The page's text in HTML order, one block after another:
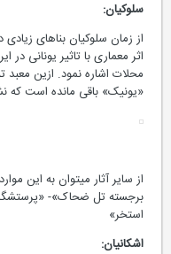
سلوکیان:
از زمان سلوکیان بناهای زیادی
اثر معماری با تاثیر یونانی در
محلات اشاره نمود. ازین معبد
«یونیک» باقی مانده است که
از سایر آثار میتوان به این
برجسته تل ضحاک»- «پرستشگاه
استخر»
اشکانیان: